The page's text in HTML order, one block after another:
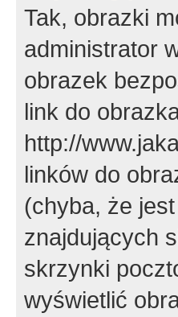
Tak, obrazki
administrator
obrazek
link do
http://
linków do
(chyba, że
znajdujących
skrzynki
wyświetlić